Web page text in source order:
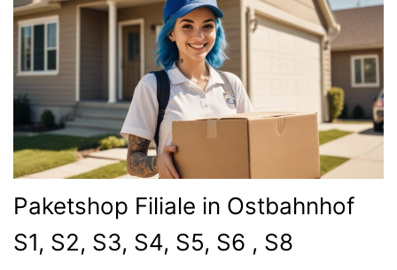
Paketshop Filiale in Ostbahnhof
S1, S2, S3, S4, S5, S6 , S8